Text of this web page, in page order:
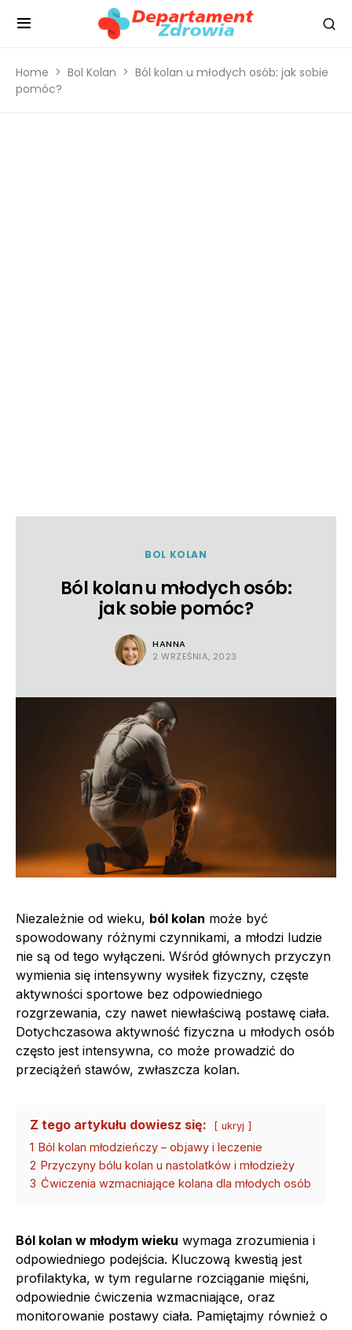
Home Bol Kolan
Ból kolan u młodych osób: jak sobie
pomóc?
BOL KOLAN
Ból kolan u młodych osób:
jak sobie pomóc?
HANNA
2 WRZEŚNIA, 2023
Niezależnie od wieku, ból kolan może być
spowodowany różnymi czynnikami, a młodzi ludzie
nie są od tego wyłączeni. Wśród głównych przyczyn
wymienia się intensywny wysiłek fizyczny, częste
aktywności sportowe bez odpowiedniego
rozgrzewania, czy nawet niewłaściwą postawę ciała.
Dotychczasowa aktywność fizyczna u młodych osób
często jest intensywna, co może prowadzić do
przeciążeń stawów, zwłaszcza kolan.
Z tego artykułu dowiesz się: ukryj
1 Ból kolan młodzieńczy – objawy i leczenie
2 Przyczyny bólu kolan u nastolatków i młodzieży
3 Ćwiczenia wzmacniające kolana dla młodych osób
Ból kolan w młodym wieku wymaga zrozumienia i
odpowiedniego podejścia. Kluczową kwestią jest
profilaktyka, w tym regularne rozciąganie mięśni,
odpowiednie ćwiczenia wzmacniające, oraz
monitorowanie postawy ciała. Pamiętajmy również o